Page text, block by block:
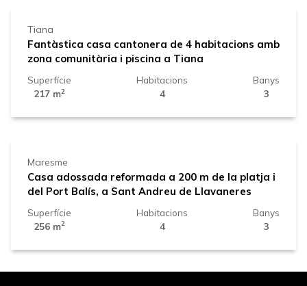
Tiana
Fantàstica casa cantonera de 4 habitacions amb
zona comunitària i piscina a Tiana
Superfície
217 m2
Habitacions
4
Banys
3
599.000 €
Maresme
Casa adossada reformada a 200 m de la platja i
del Port Balís, a Sant Andreu de Llavaneres
Superfície
256 m2
Habitacions
4
Banys
3